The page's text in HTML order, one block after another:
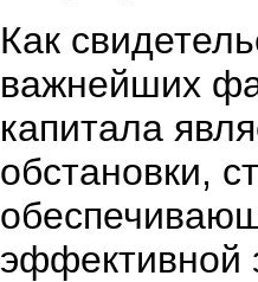
Как
важнейших
капитала
обстановки,
эффективной